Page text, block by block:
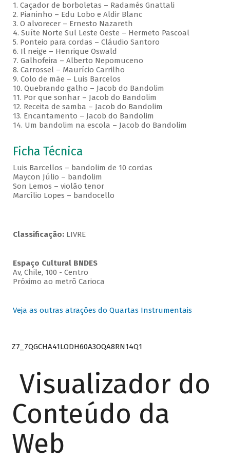
1. Caçador de borboletas – Radamés Gnattali
2. Pianinho – Edu Lobo e Aldir Blanc
3. O alvorecer – Ernesto Nazareth
4. Suíte Norte Sul Leste Oeste – Hermeto Pascoal
5. Ponteio para cordas – Cláudio Santoro
6. Il neige – Henrique Oswald
7. Galhofeira – Alberto Nepomuceno
8. Carrossel – Maurício Carrilho
9. Colo de mãe – Luis Barcelos
10. Quebrando galho – Jacob do Bandolim
11. Por que sonhar – Jacob do Bandolim
12. Receita de samba – Jacob do Bandolim
13. Encantamento – Jacob do Bandolim
14. Um bandolim na escola – Jacob do Bandolim
Ficha Técnica
Luis Barcellos – bandolim de 10 cordas
Maycon Júlio – bandolim
Son Lemos – violão tenor
Marcílio Lopes – bandocello
Classificação: LIVRE
Espaço Cultural BNDES
Av, Chile, 100 - Centro
Próximo ao metrô Carioca
Veja as outras atrações do Quartas Instrumentais
Z7_7QGCHA41LODH60A3OQA8RN14Q1
Visualizador do
Conteúdo da
Web